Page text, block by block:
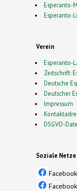
Esperanto-
Esperanto-
Verein
Esperanto-
Zeitschrift:
Deutsche
Deutscher
Impressum
DSGVO-
Soziale